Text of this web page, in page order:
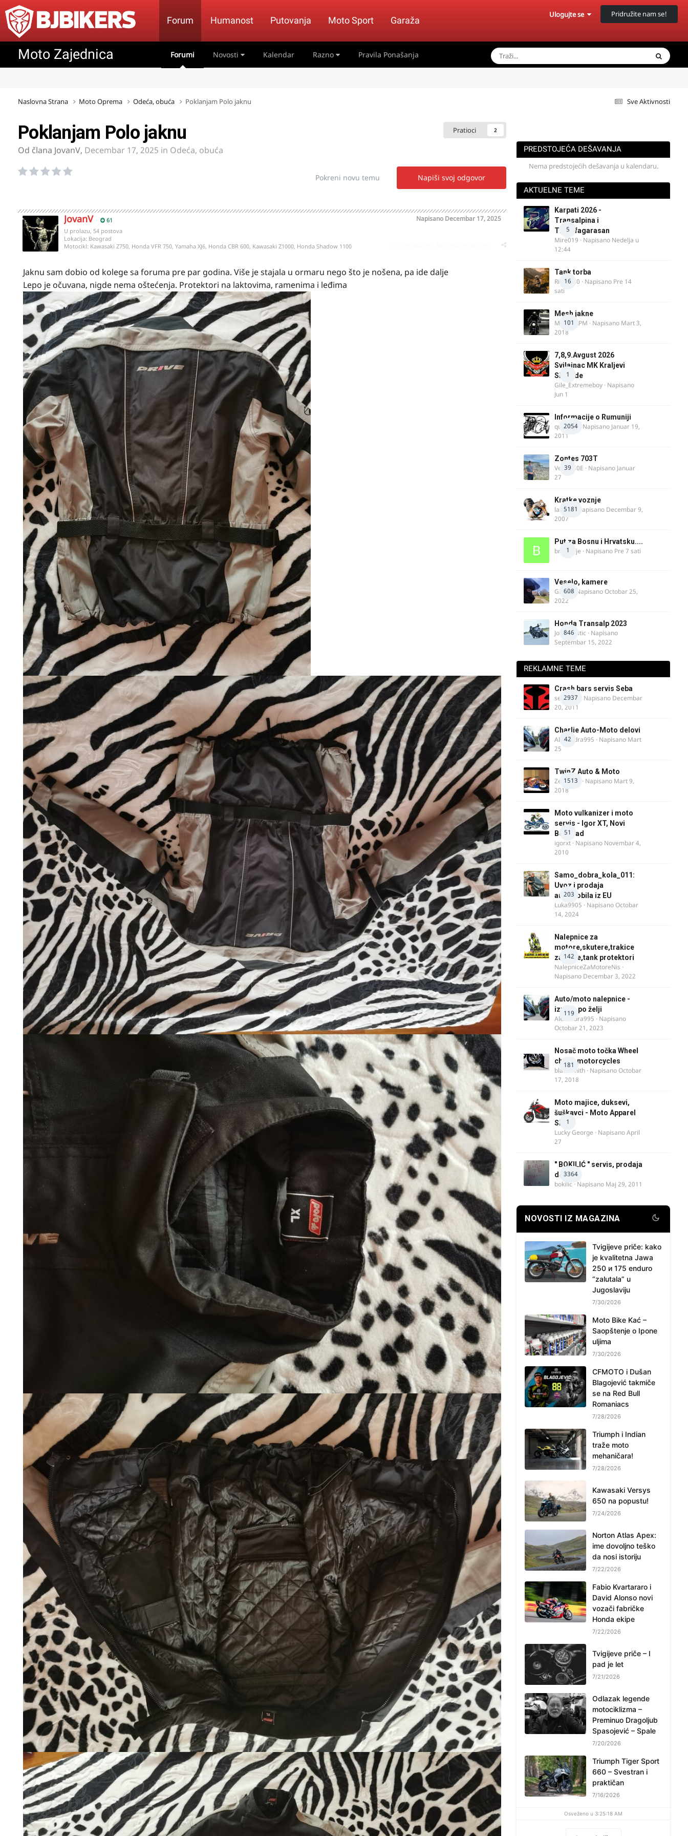
Forum Humanost Putovanja Moto Sport Garaža
Ulogujte se Pridružite nam se!
Moto Zajednica Forumi Novosti Kalendar Razno Pravila Ponašanja
Sve Aktivnosti
Naslovna Strana Moto Oprema Odeća, obuća Poklanjam Polo jaknu
Pratioci 2
Poklanjam Polo jaknu
Od člana JovanV, Decembar 17, 2025 in Odeća, obuća
Napiši svoj odgovor
Pokreni novu temu
JovanV 61 Napisano Decembar 17, 2025
U prolazu, 54 postova
Lokacija: Beograd
Motocikl: Kawasaki Z750, Honda VFR 750, Yamaha XJ6, Honda CBR 600, Kawasaki Z1000, Honda Shadow 1100
Jaknu sam dobio od kolege sa foruma pre par godina. Više je stajala u ormaru nego što je nošena, pa ide dalje
Lepo je očuvana, nigde nema oštećenja. Protektori na laktovima, ramenima i leđima
PREDSTOJEĆA DEŠAVANJA
Nema predstojećih dešavanja u kalendaru.
AKTUELNE TEME
5
Karpati 2026 -
Transalpina i
Transfagarasan
Mire019 · Napisano Nedelja u
12:44
16
Tank torba
Rider000 · Napisano Pre 14
sati
101
Mesh jakne
MostarRPM · Napisano Mart 3,
2018
1
7,8,9.Avgust 2026
Svilajnac MK Kraljevi
Slobode
Gile_Extremeboy · Napisano
Jun 1
2054
Informacije o Rumuniji
quasaar · Napisano Januar 19,
2011
39
Zontes 703T
Verdi350E · Napisano Januar
27
5181
Kratke voznje
lalajko· Napisano Decembar 9,
2007
1
Put za Bosnu i Hrvatsku....
bradivoje · Napisano Pre 7 sati
608
Veselo, kamere
GR 46· NapisanoOctobar 25,
2022
846
Honda Transalp 2023
Jovan Ristic · Napisano
Septembar 15, 2022
REKLAMNE TEME
2937
Crash bars servis Seba
seba011 · Napisano Decembar
20, 2011
42
Charlie Auto-Moto delovi
Alexandra995 · Napisano Mart
25
1513
TwinZ Auto & Moto
Zeljkamp · Napisano Mart 9,
2018
51
Moto vulkanizer i moto
servis - Igor XT, Novi
Beograd
igorxt · Napisano Novembar 4,
2010
203
Samo_dobra_kola_011:
Uvoz i prodaja
automobila iz EU
Luka9905 · NapisanoOctobar
14, 2024
142
Nalepnice za
motore,skutere,trakice
za felne,tank protektori
NalepniceZaMotoreNis ·
Napisano Decembar 3, 2022
119
Auto/moto nalepnice -
izrada po želji
Alexandra995 · Napisano
Octobar 21, 2023
181
Nosač moto točka Wheel
chock motorcycles
blacksmith · NapisanoOctobar
17, 2018
1
Moto majice, duksevi,
šuškavci - Moto Apparel
SRB
Lucky George · NapisanoApril
27
3364
" BOKILIĆ " servis, prodaja
delova
bokilic · Napisano Maj 29, 2011
NOVOSTI IZ MAGAZINA
Tvigijeve priče: kako
je kvalitetna Jawa
250 и 175 enduro
“zalutala” u
Jugoslaviju
7/30/2026
Moto Bike Kać –
Saopštenje o Ipone
uljima
7/30/2026
CFMOTO i Dušan
Blagojević takmiče
se na Red Bull
Romaniacs
7/28/2026
Triumph i Indian
traže moto
mehaničara!
7/28/2026
Kawasaki Versys
650 na popustu!
7/24/2026
Norton Atlas Apex:
ime dovoljno teško
da nosi istoriju
7/22/2026
Fabio Kvartararo i
David Alonso novi
vozači fabričke
Honda ekipe
7/22/2026
Tvigijeve priče – I
pad je let
7/21/2026
Odlazak legende
motociklizma –
Preminuo Dragoljub
Spasojević – Spale
7/20/2026
Triumph Tiger Sport
660 – Svestran i
praktičan
7/16/2026
Osveženo u 3:25:18 AM